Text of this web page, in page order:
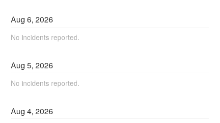
Aug6,2026
No incidents reported.
Aug5,2026
No incidents reported.
Aug4,2026